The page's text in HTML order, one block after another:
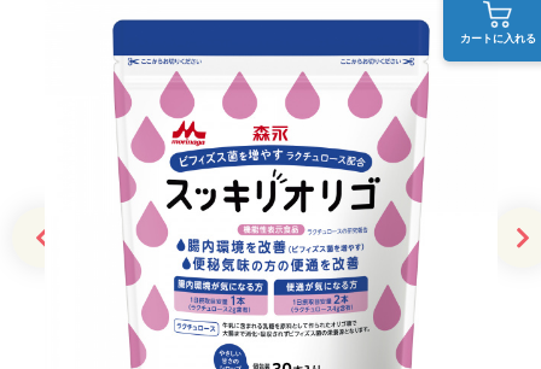
カートに入れる